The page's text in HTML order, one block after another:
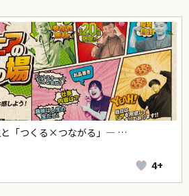
と「つくる×つながる」― …
4+